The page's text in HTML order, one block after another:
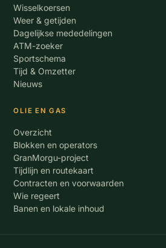
Wisselkoersen
Weer & getijden
Dagelijkse mededelingen
ATM-zoeker
Sportschema
Tijd & Omzetter
Nieuws
OLIE EN GAS
Overzicht
Blokken en operators
GranMorgu-project
Tijdlijn en routekaart
Contracten en voorwaarden
Wie regeert
Banen en lokale inhoud